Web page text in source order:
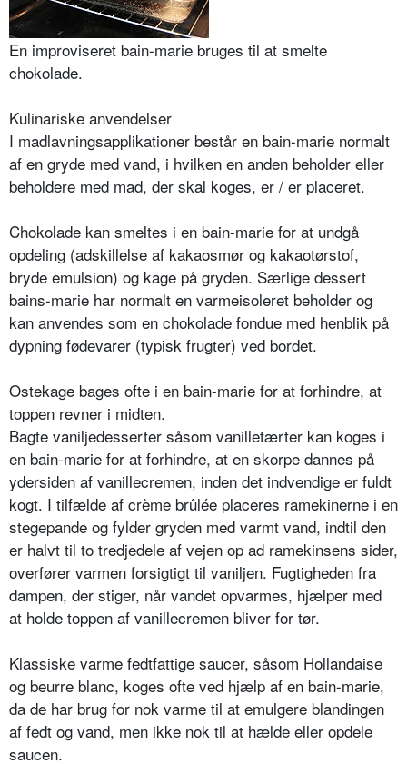
En improviseret bain-marie bruges til at smelte
chokolade.
Kulinariske anvendelser
I madlavningsapplikationer består en bain-marie normalt
af en gryde med vand, i hvilken en anden beholder eller
beholdere med mad, der skal koges, er / er placeret.
Chokolade kan smeltes i en bain-marie for at undgå
opdeling (adskillelse af kakaosmør og kakaotørstof,
bryde emulsion) og kage på gryden. Særlige dessert
bains-marie har normalt en varmeisoleret beholder og
kan anvendes som en chokolade fondue med henblik på
dypning fødevarer (typisk frugter) ved bordet.
Ostekage bages ofte i en bain-marie for at forhindre, at
toppen revner i midten.
Bagte vaniljedesserter såsom vanilletærter kan koges i
en bain-marie for at forhindre, at en skorpe dannes på
ydersiden af vanillecremen, inden det indvendige er fuldt
kogt. I tilfælde af crème brûlée placeres ramekinerne i en
stegepande og fylder gryden med varmt vand, indtil den
er halvt til to tredjedele af vejen op ad ramekinsens sider,
overfører varmen forsigtigt til vaniljen. Fugtigheden fra
dampen, der stiger, når vandet opvarmes, hjælper med
at holde toppen af vanillecremen bliver for tør.
Klassiske varme fedtfattige saucer, såsom Hollandaise
og beurre blanc, koges ofte ved hjælp af en bain-marie,
da de har brug for nok varme til at emulgere blandingen
af fedt og vand, men ikke nok til at hælde eller opdele
saucen.